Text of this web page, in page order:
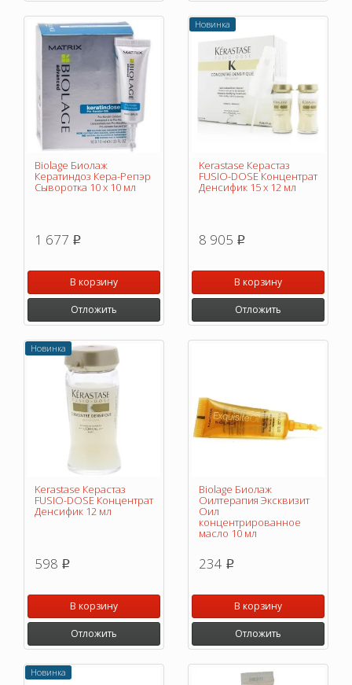
Biolage Биолаж
Кератиндоз Кера-Репэр
Сыворотка 10 х 10 мл
1 677 p
В корзину
Отложить
Новинка
Kerastase Керастаз
FUSIO-DOSE Концентрат
Денсифик 15 x 12 мл
8 905 p
В корзину
Отложить
Новинка
Kerastase Керастаз
FUSIO-DOSE Концентрат
Денсифик 12 мл
598 p
В корзину
Отложить
Biolage Биолаж
Оилтерапия Эксквизит
Оил
концентрированное
масло 10 мл
234 p
В корзину
Отложить
Новинка